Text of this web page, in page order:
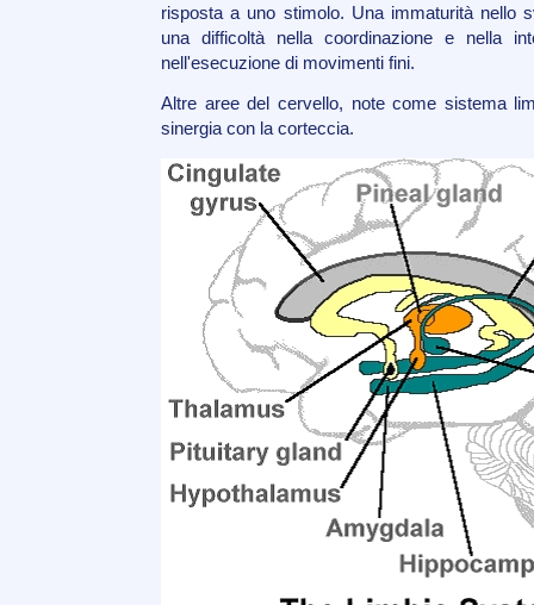
risposta a uno stimolo. Una immaturità nello
una difficoltà nella coordinazione e nella
nell'esecuzione di movimenti fini.
Altre aree del cervello, note come sistema
sinergia con la corteccia.